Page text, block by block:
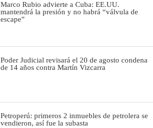
Marco Rubio advierte a Cuba: EE.UU.
mantendrá la presión y no habrá “válvula de
escape”
Poder Judicial revisará el 20 de agosto condena
de 14 años contra Martín Vizcarra
Petroperú: primeros 2 inmuebles de petrolera se
vendieron, así fue la subasta